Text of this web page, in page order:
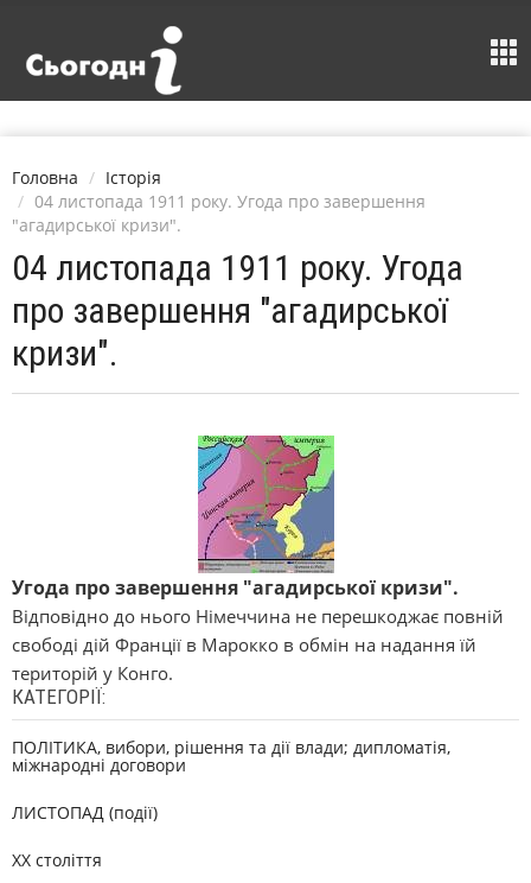
Головна
Історія
04 листопада 1911 року. Угода про завершення
"агадирської кризи".
04 листопада 1911 року. Угода
про завершення "агадирської
кризи".
Угода про завершення "агадирської кризи".
Відповідно до нього Німеччина не перешкоджає повній
свободі дій Франції в Марокко в обмін на надання їй
територій у Конго.
КАТЕГОРІЇ:
ПОЛІТИКА, вибори, рішення та дії влади; дипломатія,
міжнародні договори
ЛИСТОПАД (події)
XX століття